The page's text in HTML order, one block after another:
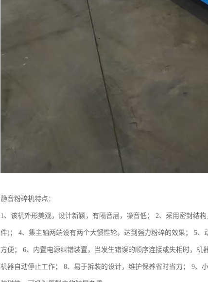
静音粉碎机特点：
1、该机外形美观，设计新颖，有隔音层，噪音低； 2、采用密封结
件)； 4、集主轴两端设有两个大惯性轮，达到强力粉碎的效果； 5
方便； 6、内置电源纠错装置，当发生错误的顺序连接或失相时，机
机器自动停止工作； 8、易于拆装的设计，维护保养省时省力； 9、